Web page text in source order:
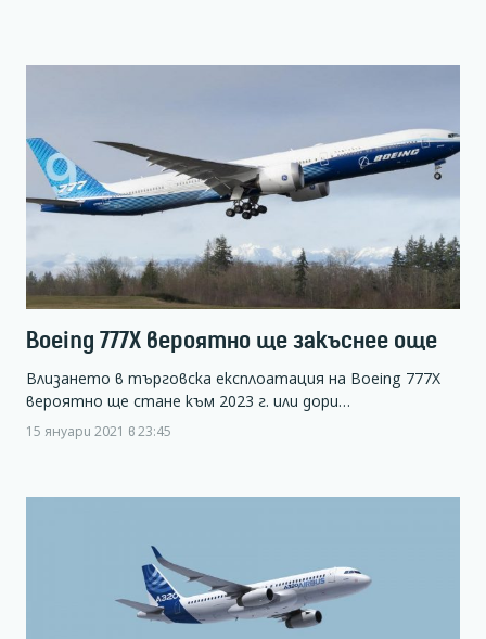
Boeing 777X вероятно ще закъснее още
Влизането в търговска експлоатация на Boeing 777X
вероятно ще стане към 2023 г. или дори…
15 януари 2021 в 23:45